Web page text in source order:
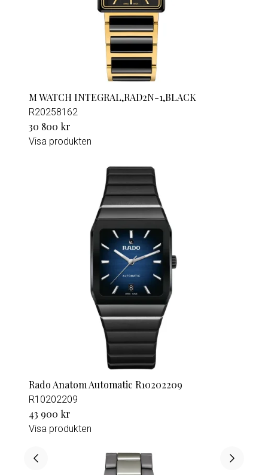
M WATCH INTEGRAL,RAD2N-1,BLACK
R20258162
30 800 kr
Visa produkten
Rado Anatom Automatic R10202209
R10202209
43 900 kr
Visa produkten